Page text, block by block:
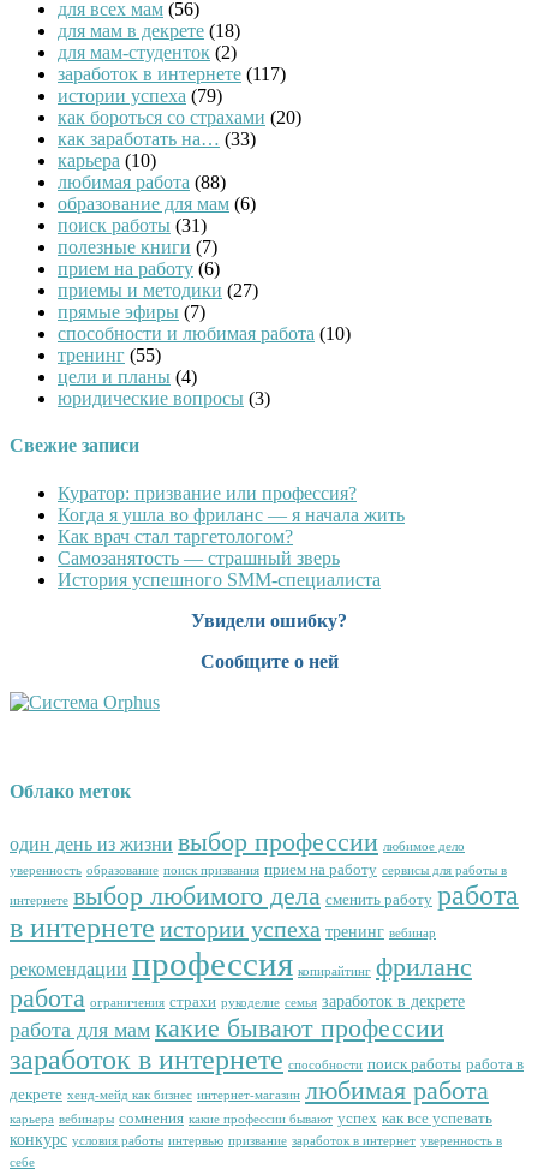
для всех мам (56)
для мам в декрете (18)
для мам-студенток (2)
заработок в интернете (117)
истории успеха (79)
как бороться со страхами (20)
как заработать на… (33)
карьера (10)
любимая работа (88)
образование для мам (6)
поиск работы (31)
полезные книги (7)
прием на работу (6)
приемы и методики (27)
прямые эфиры (7)
способности и любимая работа (10)
тренинг (55)
цели и планы (4)
юридические вопросы (3)
Свежие записи
Куратор: призвание или профессия?
Когда я ушла во фриланс — я начала жить
Как врач стал таргетологом?
Cамозанятость — страшный зверь
История успешного SMM-специалиста
Увидели ошибку?
Сообщите о ней
Облако меток
один день из жизни выбор профессии любимое дело
уверенность образование поиск призвания прием на работу сервисы для работы в
интернете выбор любимого дела сменить работу работа
в интернете истории успеха тренинг вебинар
рекомендации профессия копирайтинг фриланс
работа ограничения страхи рукоделие семья заработок в декрете
работа для мам какие бывают профессии
заработок в интернете способности поиск работы работа в
декрете хенд-мейд как бизнес интернет-магазин любимая работа
карьера вебинары сомнения какие профессии бывают успех как все успевать
конкурс условия работы интервью призвание заработок в интернет уверенность в
себе